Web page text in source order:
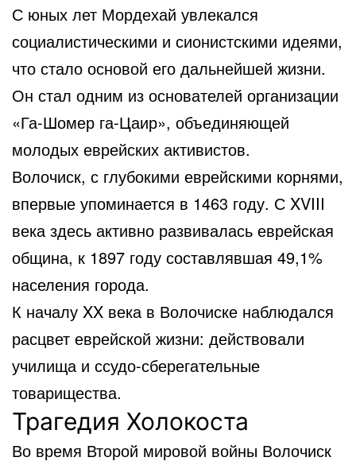
С юных лет Мордехай увлекался
социалистическими и сионистскими идеями,
что стало основой его дальнейшей жизни.
Он стал одним из основателей организации
«Га-Шомер га-Цаир», объединяющей
молодых еврейских активистов.
Волочиск, с глубокими еврейскими корнями,
впервые упоминается в 1463 году. С XVIII
века здесь активно развивалась еврейская
община, к 1897 году составлявшая 49,1%
населения города.
К началу XX века в Волочиске наблюдался
расцвет еврейской жизни: действовали
училища и ссудо-сберегательные
товарищества.
Трагедия Холокоста
Во время Второй мировой войны Волочиск